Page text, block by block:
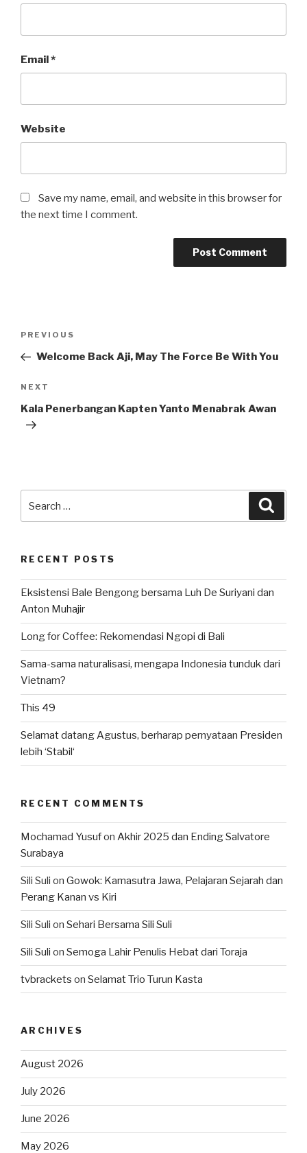
Email*
Website
Save my name, email, and website in this browser for
the next time I comment.
Previous
Post
PREVIOUS
Welcome Back Aji, May The Force Be With You
Next
Post
NEXT
Kala Penerbangan Kapten Yanto Menabrak Awan
for:
RECENT POSTS
Eksistensi Bale Bengong bersama Luh De Suriyani dan
Anton Muhajir
Long for Coffee: Rekomendasi Ngopi di Bali
Sama-sama naturalisasi, mengapa Indonesia tunduk dari
Vietnam?
This 49
Selamat datang Agustus, berharap pernyataan Presiden
lebih ‘Stabil‘
RECENT COMMENTS
Mochamad Yusufon Akhir 2025 dan Ending Salvatore
Surabaya
Sili Suli on Gowok: Kamasutra Jawa, Pelajaran Sejarah dan
Perang Kanan vs Kiri
Sili Suli on Sehari Bersama Sili Suli
Sili Suli on Semoga Lahir Penulis Hebat dari Toraja
tvbrackets on Selamat Trio Turun Kasta
ARCHIVES
August 2026
July 2026
June 2026
May 2026